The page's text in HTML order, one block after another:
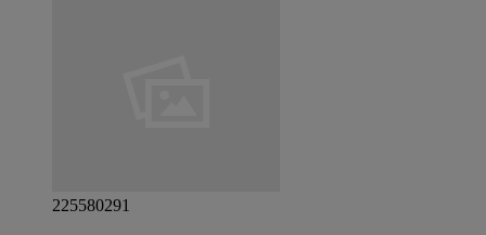
225580291